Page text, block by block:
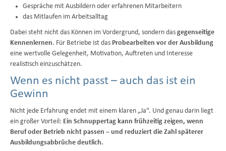
Gespräche mit Ausbildern oder erfahrenen Mitarbeitern
das Mitlaufen im Arbeitsalltag
Dabei steht nicht das Können im Vordergrund, sondern das gegenseitige
Kennenlernen. Für Betriebe ist das Probearbeiten vor der Ausbildung
eine wertvolle Gelegenheit, Motivation, Auftreten und Interesse
realistisch einzuschätzen.
Wenn es nicht passt – auch das ist ein
Gewinn
Nicht jede Erfahrung endet mit einem klaren „Ja“. Und genau darin liegt
ein großer Vorteil: Ein Schnuppertag kann frühzeitig zeigen, wenn
Beruf oder Betrieb nicht passen – und reduziert die Zahl späterer
Ausbildungsabbrüche deutlich.